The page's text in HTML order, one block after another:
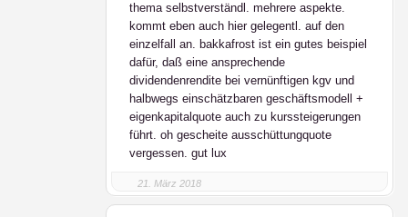
thema selbstverständl. mehrere aspekte.
kommt eben auch hier gelegentl. auf den
einzelfall an. bakkafrost ist ein gutes beispiel
dafür, daß eine ansprechende
dividendenrendite bei vernünftigen kgv und
halbwegs einschätzbaren geschäftsmodell +
eigenkapitalquote auch zu kurssteigerungen
führt. oh gescheite ausschüttungquote
vergessen. gut lux
21. März 2018